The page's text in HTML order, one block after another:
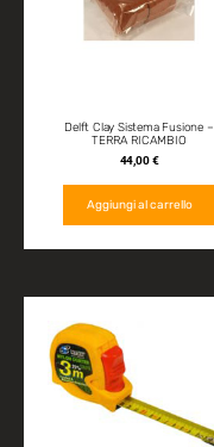
Delft Clay Sistema Fusione –
TERRA RICAMBIO
44,00€
Aggiungi al carrello